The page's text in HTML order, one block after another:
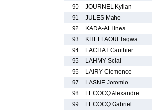
90
JOURNEL Kylian
91
JULES Mahe
92
KADA-ALI Ines
93
KHELFAOUI Taqwa
94
LACHAT Gauthier
95
LAHMY Solal
96
LAIRY Clemence
97
LASNE Jeremie
98
LECOCQ Alexandre
99
LECOCQ Gabriel